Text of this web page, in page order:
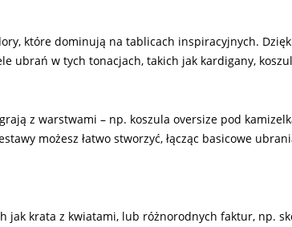
które dominują na tablicach inspiracyjnych.
ubrań w tych tonacjach, takich jak kardigany,
z warstwami – np. koszula oversize pod
możesz łatwo stworzyć, łącząc basicowe
jak krata z kwiatami, lub różnorodnych faktur, np.